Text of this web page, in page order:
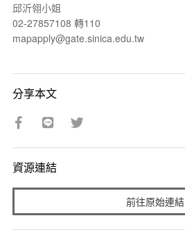
邱沂翎小姐
02-27857108 轉110
mapapply@gate.sinica.edu.tw
分享本文
資源連結
前往原始連結